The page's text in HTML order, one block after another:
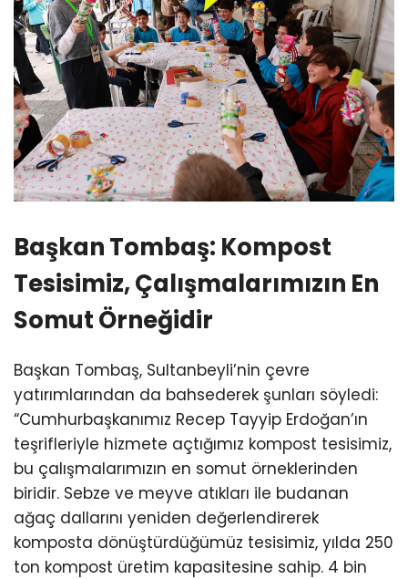
Başkan Tombaş: Kompost
Tesisimiz, Çalışmalarımızın En
Somut Örneğidir
Başkan Tombaş, Sultanbeyli’nin çevre
yatırımlarından da bahsederek şunları söyledi:
“Cumhurbaşkanımız Recep Tayyip Erdoğan’ın
teşrifleriyle hizmete açtığımız kompost tesisimiz,
bu çalışmalarımızın en somut örneklerinden
biridir. Sebze ve meyve atıkları ile budanan
ağaç dallarını yeniden değerlendirerek
komposta dönüştürdüğümüz tesisimiz, yılda 250
ton kompost üretim kapasitesine sahip. 4 bin